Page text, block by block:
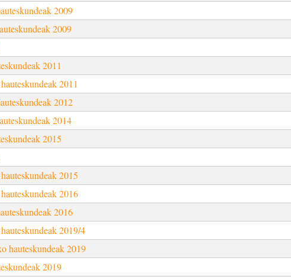
2009
2009
2011
2011
2012
2014
2015
2015
2016
2016
2019/4
hauteskundeak 2019
2019